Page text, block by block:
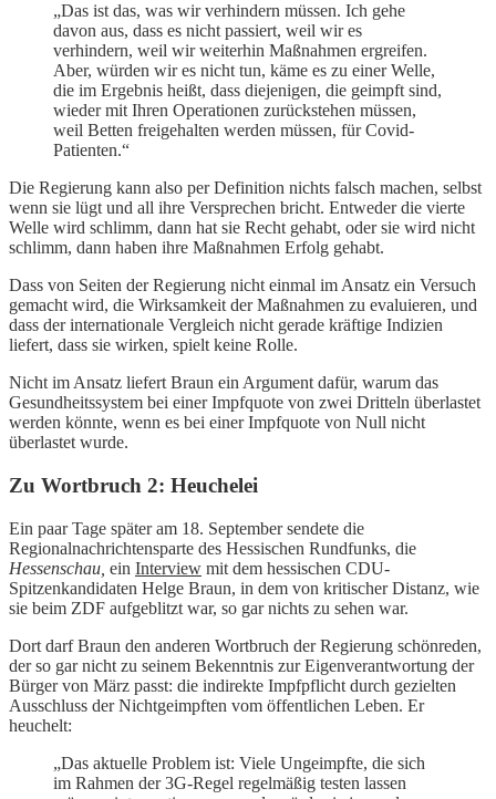
„Das ist das, was wir verhindern müssen. Ich gehe
davon aus, dass es nicht passiert, weil wir es
verhindern, weil wir weiterhin Maßnahmen ergreifen.
Aber, würden wir es nicht tun, käme es zu einer Welle,
die im Ergebnis heißt, dass diejenigen, die geimpft sind,
wieder mit Ihren Operationen zurückstehen müssen,
weil Betten freigehalten werden müssen, für Covid-
Patienten.“
Die Regierung kann also per Definition nichts falsch machen, selbst
wenn sie lügt und all ihre Versprechen bricht. Entweder die vierte
Welle wird schlimm, dann hat sie Recht gehabt, oder sie wird nicht
schlimm, dann haben ihre Maßnahmen Erfolg gehabt.
Dass von Seiten der Regierung nicht einmal im Ansatz ein Versuch
gemacht wird, die Wirksamkeit der Maßnahmen zu evaluieren, und
dass der internationale Vergleich nicht gerade kräftige Indizien
liefert, dass sie wirken, spielt keine Rolle.
Nicht im Ansatz liefert Braun ein Argument dafür, warum das
Gesundheitssystem bei einer Impfquote von zwei Dritteln überlastet
werden könnte, wenn es bei einer Impfquote von Null nicht
überlastet wurde.
Zu Wortbruch 2: Heuchelei
Ein paar Tage später am 18. September sendete die
Regionalnachrichtensparte des Hessischen Rundfunks, die
Hessenschau, ein Interview mit dem hessischen CDU-
Spitzenkandidaten Helge Braun, in dem von kritischer Distanz, wie
sie beim ZDF aufgeblitzt war, so gar nichts zu sehen war.
Dort darf Braun den anderen Wortbruch der Regierung schönreden,
der so gar nicht zu seinem Bekenntnis zur Eigenverantwortung der
Bürger von März passt: die indirekte Impfpflicht durch gezielten
Ausschluss der Nichtgeimpften vom öffentlichen Leben. Er
heuchelt:
„Das aktuelle Problem ist: Viele Ungeimpfte, die sich
im Rahmen der 3G-Regel regelmäßig testen lassen